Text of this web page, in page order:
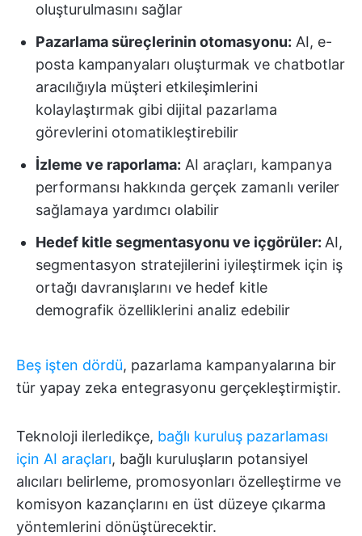
oluşturulmasını sağlar
Pazarlama süreçlerinin otomasyonu: AI, e-
posta kampanyaları oluşturmak ve chatbotlar
aracılığıyla müşteri etkileşimlerini
kolaylaştırmak gibi dijital pazarlama
görevlerini otomatikleştirebilir
İzleme ve raporlama: AI araçları, kampanya
performansı hakkında gerçek zamanlı veriler
sağlamaya yardımcı olabilir
Hedef kitle segmentasyonu ve içgörüler: AI,
segmentasyon stratejilerini iyileştirmek için iş
ortağı davranışlarını ve hedef kitle
demografik özelliklerini analiz edebilir
Beş işten dördü, pazarlama kampanyalarına bir
tür yapay zeka entegrasyonu gerçekleştirmiştir.
Teknoloji ilerledikçe, bağlı kuruluş pazarlaması
için AI araçları, bağlı kuruluşların potansiyel
alıcıları belirleme, promosyonları özelleştirme ve
komisyon kazançlarını en üst düzeye çıkarma
yöntemlerini dönüştürecektir.